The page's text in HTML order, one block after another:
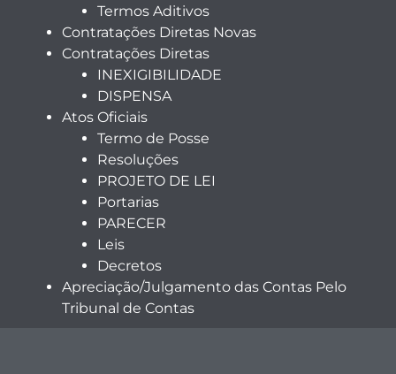
Termos Aditivos
Contratações Diretas Novas
Contratações Diretas
INEXIGIBILIDADE
DISPENSA
Atos Oficiais
Termo de Posse
Resoluções
PROJETO DE LEI
Portarias
PARECER
Leis
Decretos
Apreciação/Julgamento das Contas Pelo
Tribunal de Contas